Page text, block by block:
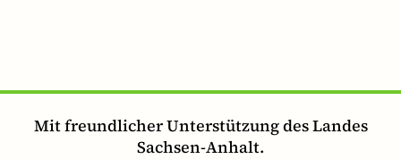
Mit freundlicher Unterstützung des Landes
Sachsen-Anhalt.